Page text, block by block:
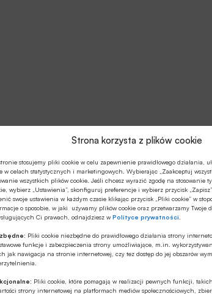
Strona korzysta z plików cookie
stosujemy pliki cookie w celu zapewnienie prawidłowego działania,
w celach statystycznych i marketingowych. Wybierając „Zaakceptuj
wszystkich plików cookie. Jeśli chcesz wyrazić zgodę na stosowanie
wybierz „Ustawienia”, skonfiguruj preferencje i wybierz przycisk
swoje ustawienia w każdym czasie klikając przycisk „Pliki cookie” w
o sposobie, w jaki używamy plików cookie oraz przetwarzamy Twoje
Ci prawach, odnajdziesz wPolityce prywatności
Pliki cookie niezbędne do prawidłowego działania strony
funkcje i zabezpieczenia strony umożliwiające, m.in.
jak nawigacja na stronie internetowej, czy tez dostęp do jej obszarów
Pliki cookie, które pomagają w realizacji pewnych funkcji,
strony internetowej na platformach mediów społecznościowych,